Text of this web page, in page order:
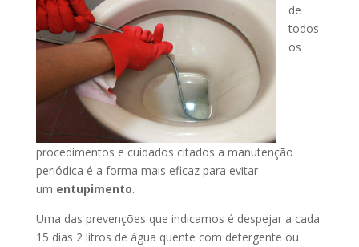
de
todos
os
procedimentos e cuidados citados a manutenção
periódica é a forma mais eficaz para evitar
um entupimento.
Uma das prevenções que indicamos é despejar a cada
15 dias 2 litros de água quente com detergente ou